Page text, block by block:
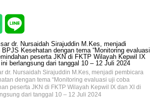
dr. Nursaidah Sirajuddin M.Kes, menjadi pembicara
dengan tema “Monitoring evaluasi uji coba
peserta JKN di FKTP Wilayah Kepwil IX dan XI di
dari tanggal 10 – 12 Juli 2024